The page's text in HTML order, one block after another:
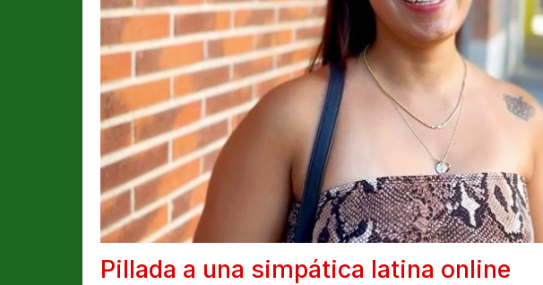
Pillada a una simpática latina online